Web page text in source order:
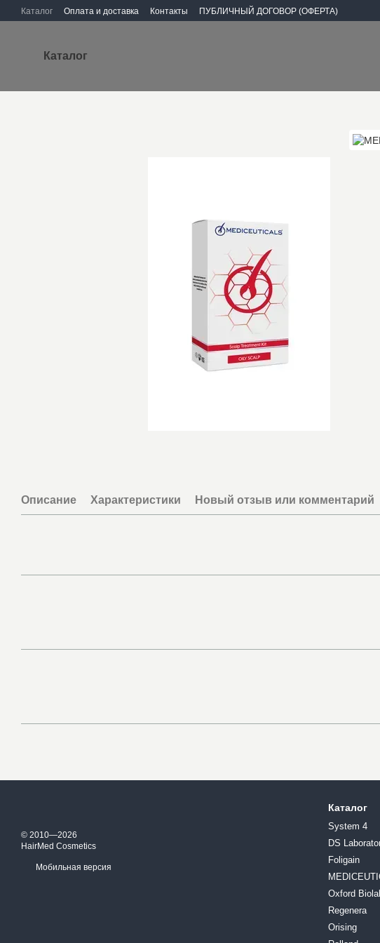
Перейти к основному контенту
Каталог Оплата и доставка Контакты ПУБЛИЧНЫЙ ДОГОВОР (ОФЕРТА)
Каталог
Описание Характеристики Новый отзыв или комментарий
© 2010—2026
HairMed Cosmetics
Мобильная версия
Каталог
System 4
DS
Foligain
Oxford
Regenera
Orising